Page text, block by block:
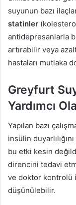
suyunun bazı
statinler
antidepresanlarla
artırabilir veya
hastaları mutlaka
Greyfurt
Yardımcı
Yapılan bazı
insülin
bu etki kesin
direncini tedavi
ve doktor kontrolü
düşünülebilir.